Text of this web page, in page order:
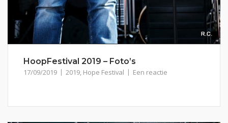
HoopFestival 2019 – Foto’s
17/09/2019 2019, Hope Festival Een reactie